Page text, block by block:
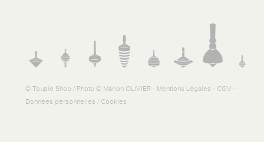
© Toupie Shop / Photo © Marion OLIVIER - Mentions Légales - CGV -
Données personnelles / Cookies